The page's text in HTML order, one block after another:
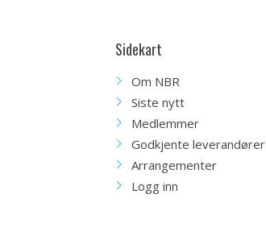
Sidekart
Om NBR
Siste nytt
Medlemmer
Godkjente leverandører
Arrangementer
Logg inn